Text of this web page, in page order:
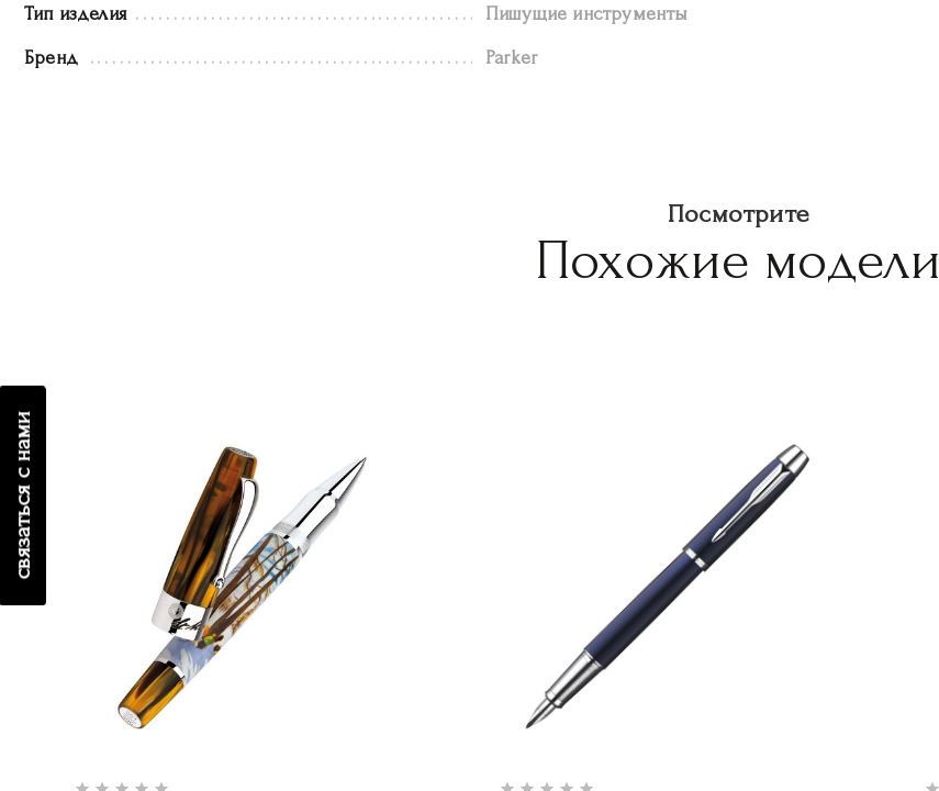
связаться с нами
Тип изделия Пишущие инструменты
Бренд Parker
Посмотрите
Похожие модели